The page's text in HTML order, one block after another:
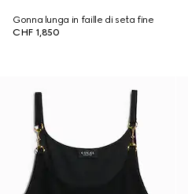
Gonna lunga in faille di seta fine
CHF 1,850